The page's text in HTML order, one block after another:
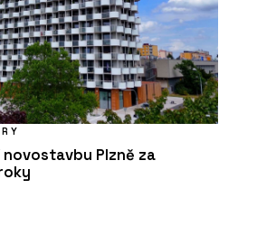
novostavbu Plzně za